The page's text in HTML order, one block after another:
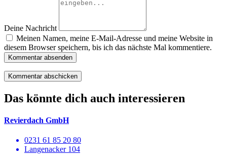
Deine Nachricht
Meinen Namen, meine E-Mail-Adresse und meine Website in
diesem Browser speichern, bis ich das nächste Mal kommentiere.
Kommentar absenden
Das könnte dich auch interessieren
Revierdach GmbH
0231 61 85 20 80
Langenacker 104